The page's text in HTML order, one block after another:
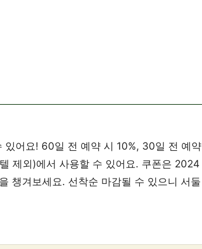
있어요! 60일 전 예약 시 10%, 30일 전 예약
제외)에서 사용할 수 있어요. 쿠폰은 2024
챙겨보세요. 선착순 마감될 수 있으니 서둘